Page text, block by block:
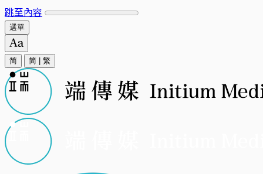
跳至內容
選單
简 简 繁